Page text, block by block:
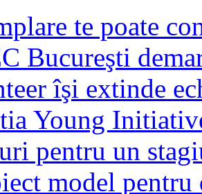
te poate
Bucureşti
îşi extinde
Young
pentru un
model